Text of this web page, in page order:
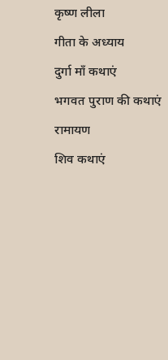
कृष्ण लीला
गीता के अध्याय
दुर्गा माँ कथाएं
भगवत पुराण की कथाएं
रामायण
शिव कथाएं